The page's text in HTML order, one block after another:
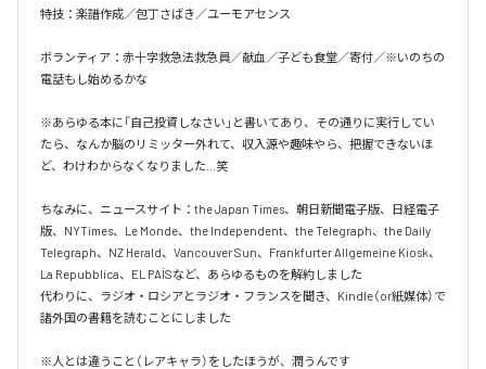
特技：楽譜作成／包丁さばき／ユーモアセンス
ボランティア：赤十字救急法救急員／献血／子ども食堂／寄付／※いのちの
電話もし始めるかな
※あらゆる本に「自己投資しなさい」と書いてあり、その通りに実行してい
たら、なんか脳のリミッター外れて、収入源や趣味やら、把握できないほ
ど、わけわからなくなりました…笑
ちなみに、ニュースサイト：the Japan Times、朝日新聞電子版、日経電子
版、NYTimes、Le Monde、the Independent、the Telegraph、the Daily
Telegraph、NZ Herald、Vancouver Sun、Frankfurter Allgemeine Kiosk、
La Repubblica、EL PAÍSなど、あらゆるものを解約しました
代わりに、ラジオ・ロシアとラジオ・フランスを聞き、Kindle（or紙媒体）で
諸外国の書籍を読むことにしました
※人とは違うこと（レアキャラ）をしたほうが、潤うんです